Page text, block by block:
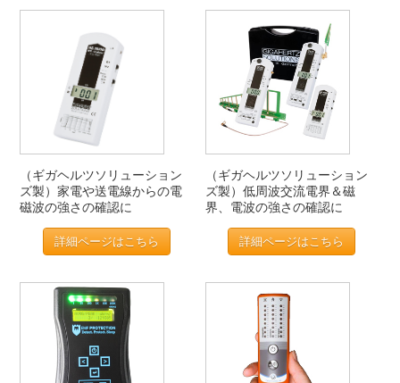
（ギガヘルツソリューション
ズ製）家電や送電線からの電
磁波の強さの確認に
詳細ページはこちら
（ギガヘルツソリューション
ズ製）低周波交流電界＆磁
界、電波の強さの確認に
詳細ページはこちら